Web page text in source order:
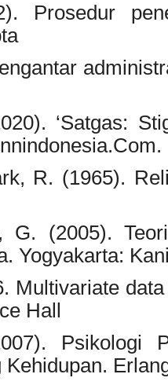
Prosedur
‘Satgas:
R. (1965).
G. (2005).
Yogyakarta:
Multivariate
Hall
Psikologi